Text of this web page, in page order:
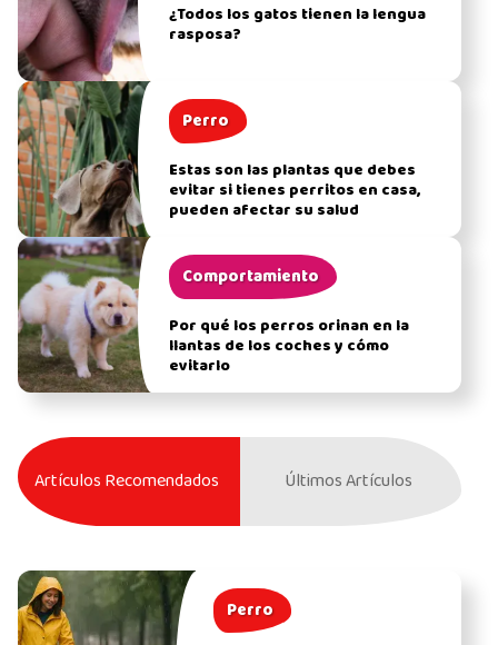
¿Todos los gatos tienen la lengua
rasposa?
Perro
Estas son las plantas que debes
evitar si tienes perritos en casa,
pueden afectar su salud
Comportamiento
Por qué los perros orinan en la
llantas de los coches y cómo
evitarlo
Artículos Recomendados Últimos Artículos
Perro